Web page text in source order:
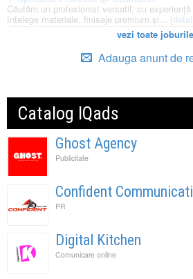
Căutăm un profesionist versatil, cu
înțelege materiale, finisaje premium și...
vezi toate joburile
Adauga anunt de
Catalog IQads
Ghost Agency
Publicitate
Confident
PR
Digital Kitchen
Comunicare online